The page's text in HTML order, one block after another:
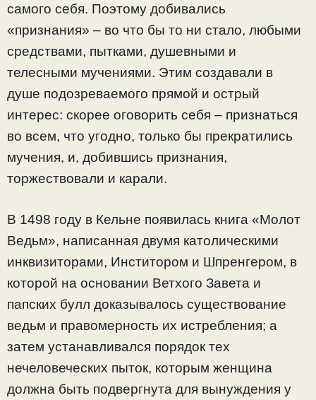
самого себя. Поэтому добивались
«признания» – во что бы то ни стало, любыми
средствами, пытками, душевными и
телесными мучениями. Этим создавали в
душе подозреваемого прямой и острый
интерес: скорее оговорить себя – признаться
во всем, что угодно, только бы прекратились
мучения, и, добившись признания,
торжествовали и карали.
В 1498 году в Кельне появилась книга «Молот
Ведьм», написанная двумя католическими
инквизиторами, Инститором и Шпренгером, в
которой на основании Ветхого Завета и
папских булл доказывалось существование
ведьм и правомерность их истребления; а
затем устанавливался порядок тех
нечеловеческих пыток, которым женщина
должна быть подвергнута для вынуждения у